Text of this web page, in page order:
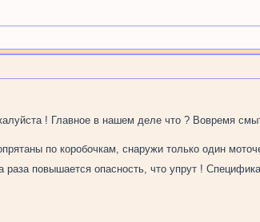
! Главное в нашем деле что ? Вовремя
по коробочкам, снаружи только один
повышается опасность, что упрут !